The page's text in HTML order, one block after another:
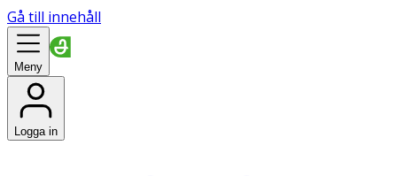
Gå till innehåll
Meny
Logga in